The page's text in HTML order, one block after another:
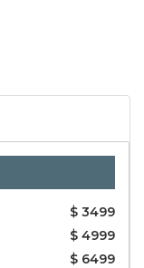
$ 3499
$ 4999
$ 6499